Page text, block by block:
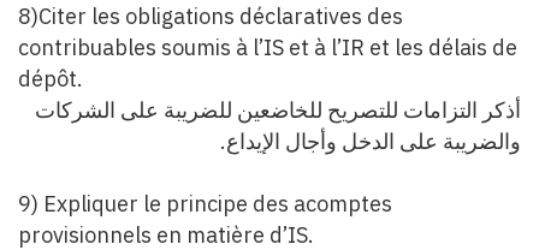
8)Citer les obligations déclaratives des
contribuables soumis à l’IS et à l’IR et les délais de
dépôt.
أذكر التزامات للتصريح للخاضعين للضريبة على الشركات
والضريبة على الدخل وأجال الإيداع.
9) Expliquer le principe des acomptes
provisionnels en matière d’IS.